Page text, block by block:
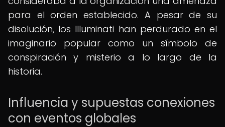
para el orden establecido. A pesar de su
disolución, los Illuminati han perdurado en el
imaginario popular como un símbolo de
conspiración y misterio a lo largo de la
historia.
Influencia y supuestas conexiones
con eventos globales